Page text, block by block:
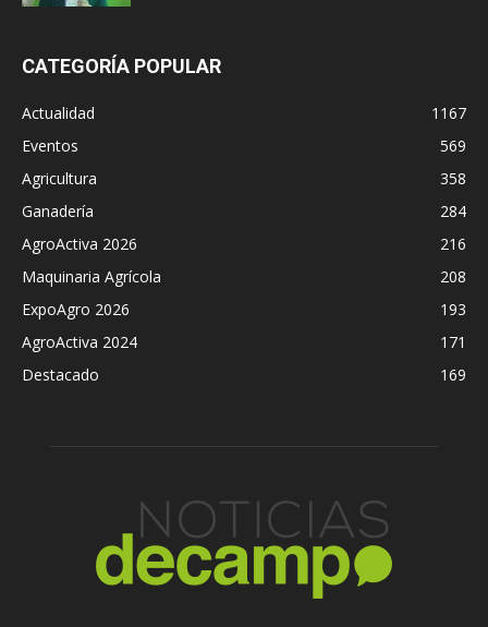
CATEGORÍA POPULAR
Actualidad
1167
Eventos
569
Agricultura
358
Ganadería
284
AgroActiva 2026
216
Maquinaria Agrícola
208
ExpoAgro 2026
193
AgroActiva 2024
171
Destacado
169